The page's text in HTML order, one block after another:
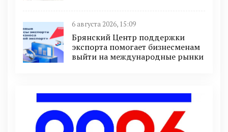
6 августа 2026, 15:09
Брянский Центр поддержки
экспорта помогает бизнесменам
выйти на международные рынки